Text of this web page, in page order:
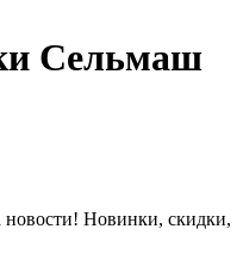
Сельмаш
новости! Новинки, скидки,